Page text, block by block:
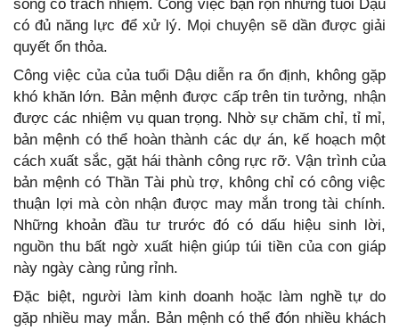
sống có trách nhiệm. Công việc bận rộn nhưng tuổi Dậu
có đủ năng lực để xử lý. Mọi chuyện sẽ dần được giải
quyết ổn thỏa.
Công việc của của tuổi Dậu diễn ra ổn định, không gặp
khó khăn lớn. Bản mệnh được cấp trên tin tưởng, nhận
được các nhiệm vụ quan trọng. Nhờ sự chăm chỉ, tỉ mỉ,
bản mệnh có thể hoàn thành các dự án, kế hoạch một
cách xuất sắc, gặt hái thành công rực rỡ. Vận trình của
bản mệnh có Thần Tài phù trợ, không chỉ có công việc
thuận lợi mà còn nhận được may mắn trong tài chính.
Những khoản đầu tư trước đó có dấu hiệu sinh lời,
nguồn thu bất ngờ xuất hiện giúp túi tiền của con giáp
này ngày càng rủng rỉnh.
Đặc biệt, người làm kinh doanh hoặc làm nghề tự do
gặp nhiều may mắn. Bản mệnh có thể đón nhiều khách